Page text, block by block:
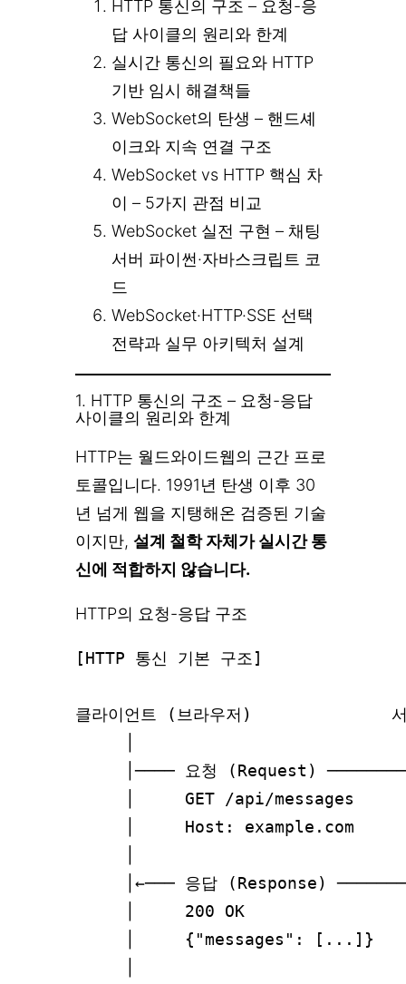
HTTP 통신의 구조 – 요청-응
답 사이클의 원리와 한계
실시간 통신의 필요와 HTTP
기반 임시 해결책들
WebSocket의 탄생 – 핸드셰
이크와 지속 연결 구조
WebSocket vs HTTP 핵심 차
이 – 5가지 관점 비교
WebSocket 실전 구현 – 채팅
서버 파이썬·자바스크립트 코
드
WebSocket·HTTP·SSE 선택
전략과 실무 아키텍처 설계
1. HTTP 통신의 구조 – 요청-응답
사이클의 원리와 한계
HTTP는 월드와이드웹의 근간 프로
토콜입니다. 1991년 탄생 이후 30
년 넘게 웹을 지탱해온 검증된 기술
이지만, 설계 철학 자체가 실시간 통
신에 적합하지 않습니다.
HTTP의 요청-응답 구조
[HTTP 통신 기본 구조]
클라이언트 (브라우저)              서
│──── 요청 (Request)
│     GET /api/messages
│     Host: example.com
│←─── 응답 (Response)
│     200 OK
│     {"messages": [...]}